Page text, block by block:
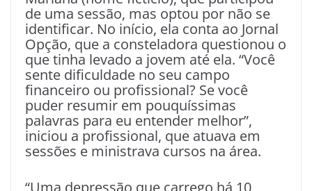
de uma sessão, mas optou por não se
identificar. No início, ela conta ao Jornal
Opção, que a consteladora questionou o
que tinha levado a jovem até ela. “Você
sente dificuldade no seu campo
financeiro ou profissional? Se você
puder resumir em pouquíssimas
palavras para eu entender melhor”,
iniciou a profissional, que atuava em
sessões e ministrava cursos na área.